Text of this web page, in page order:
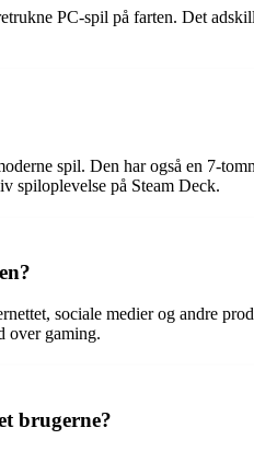
PC-spil på farten. Det
spil. Den har også en 7-
spiloplevelse på Steam Deck.
sociale medier og andre
over gaming.
brugerne?